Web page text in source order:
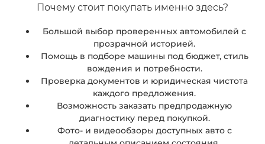
Почему стоит покупать именно здесь?
Большой выбор проверенных автомобилей с
прозрачной историей.
Помощь в подборе машины под бюджет, стиль
вождения и потребности.
Проверка документов и юридическая чистота
каждого предложения.
Возможность заказать предпродажную
диагностику перед покупкой.
Фото- и видеообзоры доступных авто с